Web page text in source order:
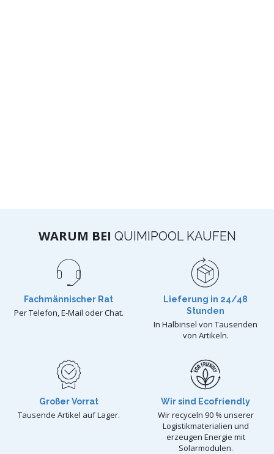
WARUM BEI QUIMIPOOL KAUFEN
Fachmännischer Rat
Per Telefon, E-Mail oder Chat.
Lieferung in 24/48
Stunden
In Halbinsel von Tausenden
von Artikeln.
Großer Vorrat
Tausende Artikel auf Lager.
Wir sind Ecofriendly
Wir recyceln 90 % unserer
Logistikmaterialien und
erzeugen Energie mit
Solarmodulen.